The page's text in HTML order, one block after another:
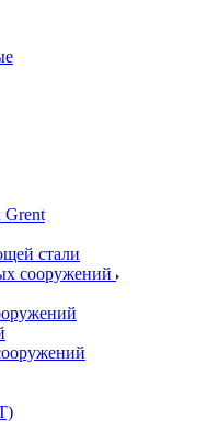
Grent
стали
сооружений